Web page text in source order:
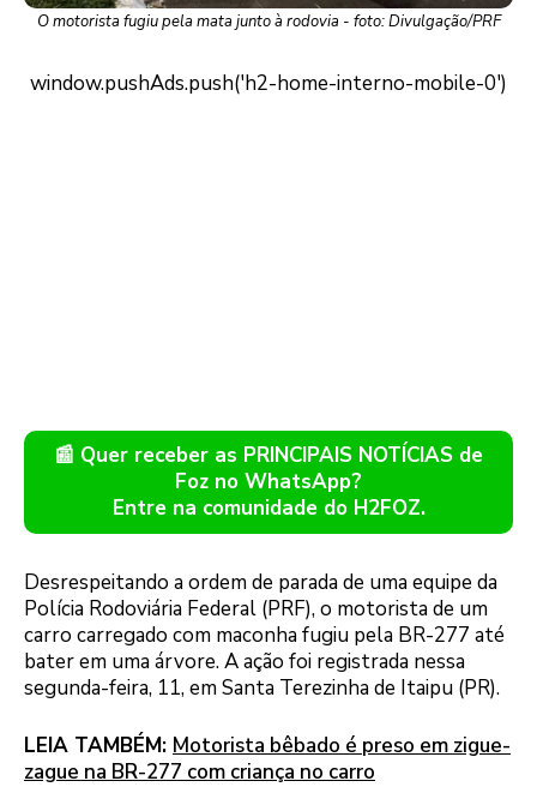
O motorista fugiu pela mata junto à rodovia - foto: Divulgação/PRF
📰 Quer receber as PRINCIPAIS NOTÍCIAS de
Foz no WhatsApp?
Entre na comunidade do H2FOZ.
Desrespeitando a ordem de parada de uma equipe da
Polícia Rodoviária Federal (PRF), o motorista de um
carro carregado com maconha fugiu pela BR-277 até
bater em uma árvore. A ação foi registrada nessa
segunda-feira, 11, em Santa Terezinha de Itaipu (PR).
LEIA TAMBÉM: Motorista bêbado é preso em zigue-
zague na BR-277 com criança no carro